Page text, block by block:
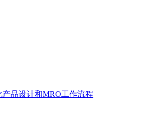
品设计和MRO工作流程